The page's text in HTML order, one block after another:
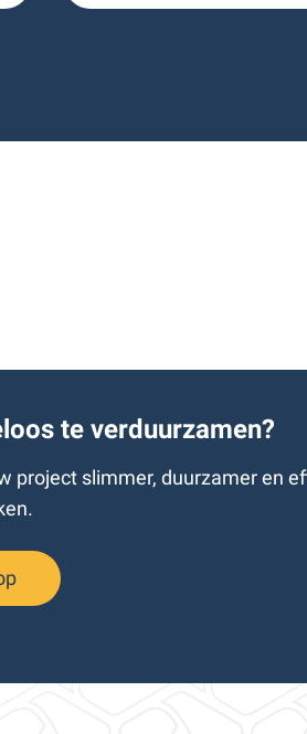
te verduurzamen?
project slimmer, duurzamer en